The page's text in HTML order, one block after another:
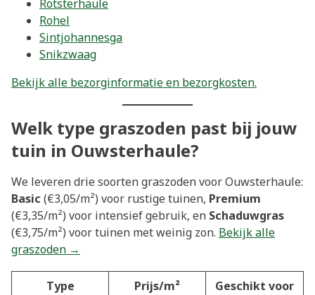
Rotsterhaule
Rohel
Sintjohannesga
Snikzwaag
Bekijk alle bezorginformatie en bezorgkosten.
Welk type graszoden past bij jouw
tuin in Ouwsterhaule?
We leveren drie soorten graszoden voor Ouwsterhaule:
Basic (€3,05/m²) voor rustige tuinen, Premium
(€3,35/m²) voor intensief gebruik, en Schaduwgras
(€3,75/m²) voor tuinen met weinig zon. Bekijk alle
graszoden →
Type Prijs/m² Geschikt voor